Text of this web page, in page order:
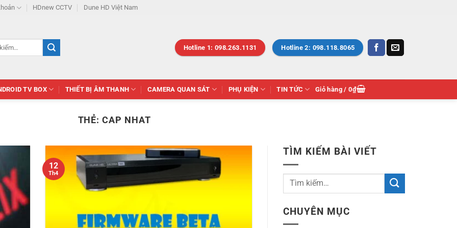
HDnew CCTV Dune HD Việt Nam
Hotline 1: 098.263.1131 Hotline 2: 098.118.8065
TV BOX THIẾT BỊ ÂM THANH CAMERA QUAN SÁT PHỤ KIỆN TIN TỨC Giỏ hàng /0₫
THẺ:CAP NHAT
12
Th4
TÌM KIẾM BÀI VIẾT
CHUYÊN MỤC